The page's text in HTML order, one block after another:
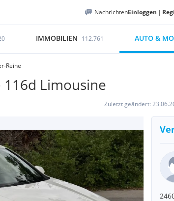
NachrichtenEinloggen |
IMMOBILIEN 112.761 AUTO &
Reihe
116d Limousine
Zuletzt geändert: